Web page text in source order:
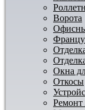
Ворота
Окна
Откосы